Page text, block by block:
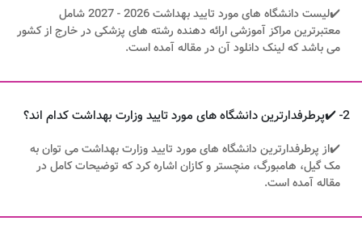
✔️لیست دانشگاه های مورد تایید بهداشت 2026 - 2027 شامل
معتبرترین مراکز آموزشی ارائه دهنده رشته های پزشکی در خارج از کشور
می باشد که لینک دانلود آن در مقاله آمده است.
2- ✔️پرطرفدارترین دانشگاه های مورد تایید وزارت بهداشت کدام اند؟
✔️از پرطرفدارترین دانشگاه های مورد تایید وزارت بهداشت می توان به
مک گیل، هامبورگ، منچستر و کازان اشاره کرد که توضیحات کامل در
مقاله آمده است.